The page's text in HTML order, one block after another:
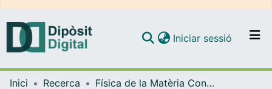
Navega per tot el DD
Iniciar sessió (current)
Inici Recerca
Física de la Matèria Condensada